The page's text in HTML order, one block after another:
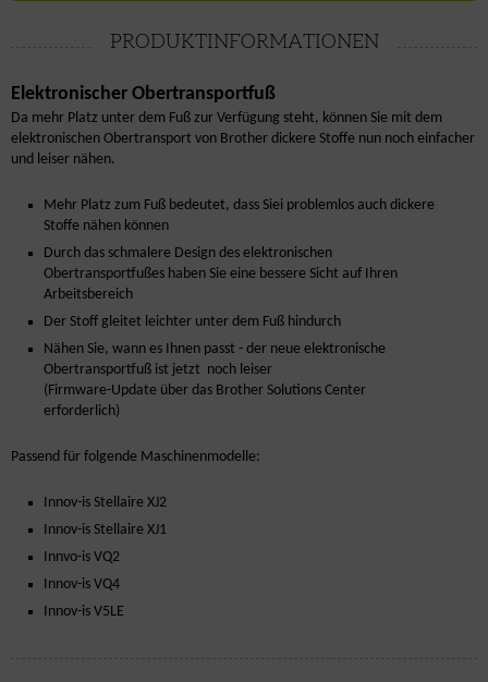
PRODUKTINFORMATIONEN
Elektronischer Obertransportfuß
Da mehr Platz unter dem Fuß zur Verfügung steht, können Sie mit dem
elektronischen Obertransport von Brother dickere Stoffe nun noch einfacher
und leiser nähen.
Mehr Platz zum Fuß bedeutet, dass Siei problemlos auch dickere
Stoffe nähen können
Durch das schmalere Design des elektronischen
Obertransportfußes haben Sie eine bessere Sicht auf Ihren
Arbeitsbereich
Der Stoff gleitet leichter unter dem Fuß hindurch
Nähen Sie, wann es Ihnen passt - der neue elektronische
Obertransportfuß ist jetzt noch leiser
(Firmware-Update über das Brother Solutions Center
erforderlich)
Passend für folgende Maschinenmodelle:
Innov-is Stellaire XJ2
Innov-is Stellaire XJ1
Innvo-is VQ2
Innov-is VQ4
Innov-is V5LE